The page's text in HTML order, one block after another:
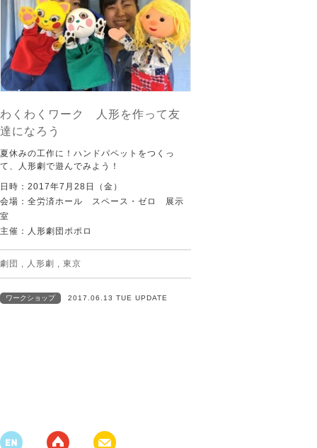
わくわくワーク 人形を作って友
達になろう
夏休みの工作に！ハンドパペットをつくっ
て、人形劇で遊んでみよう！
日時：2017年7月28日（金）
会場：全労済ホール スペース・ゼロ 展示
室
主催：人形劇団ポポロ
劇団 , 人形劇 , 東京
ワークショップ 2017.06.13 TUE UPDATE